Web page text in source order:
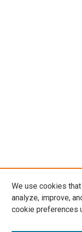
We use cookies
analyze, improve,
cookie preferences